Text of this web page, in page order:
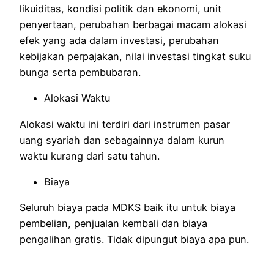
likuiditas, kondisi politik dan ekonomi, unit
penyertaan, perubahan berbagai macam alokasi
efek yang ada dalam investasi, perubahan
kebijakan perpajakan, nilai investasi tingkat suku
bunga serta pembubaran.
Alokasi Waktu
Alokasi waktu ini terdiri dari instrumen pasar
uang syariah dan sebagainnya dalam kurun
waktu kurang dari satu tahun.
Biaya
Seluruh biaya pada MDKS baik itu untuk biaya
pembelian, penjualan kembali dan biaya
pengalihan gratis. Tidak dipungut biaya apa pun.